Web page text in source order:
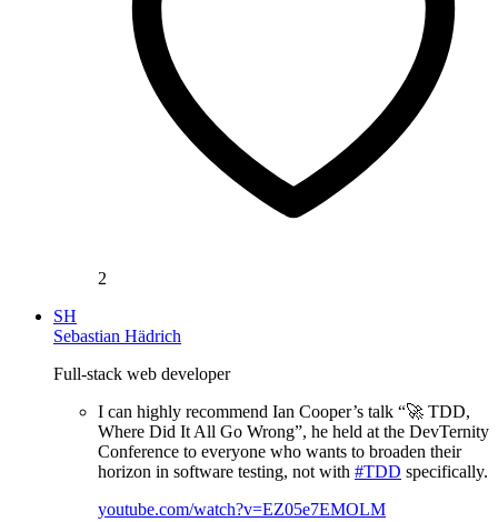
2
SH
Sebastian Hädrich
Full-stack web developer
I can highly recommend Ian Cooper’s talk “🚀 TDD,
Where Did It All Go Wrong”, he held at the DevTernity
Conference to everyone who wants to broaden their
horizon in software testing, not with #TDD specifically.
youtube.com/watch?v=EZ05e7EMOLM